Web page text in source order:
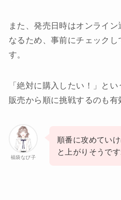
また、発売日時はオンライ
なるため、事前にチェック
す。
「絶対に購入したい！」と
販売から順に挑戦するのも有
福袋なび子
順番に攻めてい
と上がりそうで